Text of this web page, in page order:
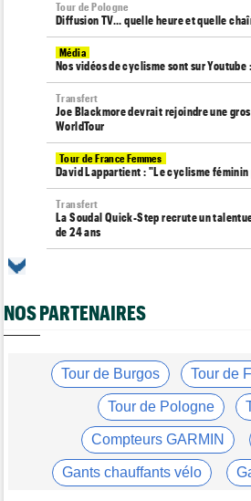
Tour de Pologne
Diffusion TV... quelle heure et quelle
Média
Nos vidéos de cyclisme sont sur Youtube
Transfert
Joe Blackmore devrait rejoindre une
WorldTour
Tour de France Femmes
David Lappartient : "Le cyclisme
Transfert
La Soudal Quick-Step recrute un
de 24 ans
Transfert
Tour de France Femmes
La startlist complète du Tour Femmes...
Tour de France Femmes
La 7e étape et le Mont Ventoux :
Tour du Portugal
La surprise Francisco Campos remporte
NOS PARTENAIRES
Tour de Burgos Tour de
Tour de Pologne
Compteurs GARMIN
Gants chauffants vélo